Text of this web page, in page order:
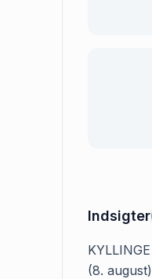
Indsigter
(8.